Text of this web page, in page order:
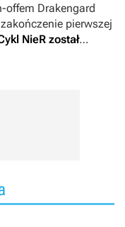
offem Drakengard
pierwszej
NieR został
jednak nad